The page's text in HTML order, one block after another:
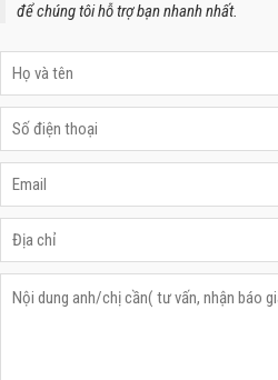
để chúng tôi hỗ trợ bạn nhanh nhất.